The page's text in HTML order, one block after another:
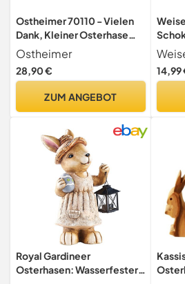
Ostheimer 70110 - Vielen
Dank, Kleiner Osterhase
(Set)
Ostheimer
28,90 €
ZUM ANGEBOT
ml
14,99
Royal Gardineer
Osterhasen: Wasserfester